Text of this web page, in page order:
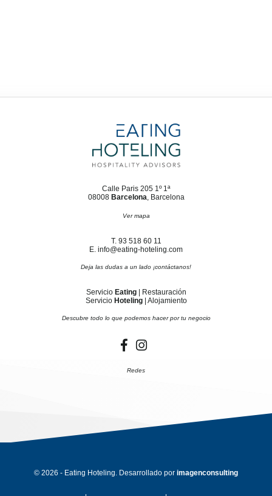
Calle Paris 205 1º 1ª
08008 Barcelona, Barcelona
Ver mapa
T. 93 518 60 11
E. info@eating-hoteling.com
Deja las dudas a un lado ¡contáctanos!
Servicio Eating| Restauración
Servicio Hoteling| Alojamiento
Descubre todo lo que podemos hacer por tu negocio
Redes
© 2026 - Eating Hoteling. Desarrollado por imagenconsulting